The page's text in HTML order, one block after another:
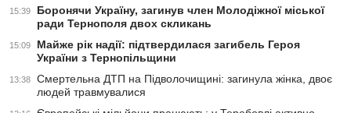
15:39
Боронячи Україну, загинув член Молодіжної міської
ради Тернополя двох скликань
15:09
Майже рік надії: підтвердилася загибель Героя
України з Тернопільщини
13:38
Смертельна ДТП на Підволочищині: загинула жінка, двоє
людей травмувалися